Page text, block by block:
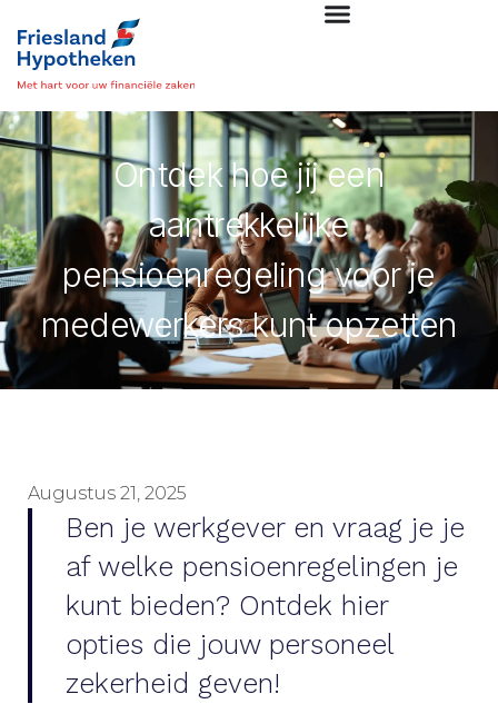
Ontdek hoe jij een
aantrekkelijke
pensioenregeling voor je
medewerkers kunt opzetten
Augustus 21, 2025
Ben je werkgever en vraag je je
af welke pensioenregelingen je
kunt bieden? Ontdek hier
opties die jouw personeel
zekerheid geven!